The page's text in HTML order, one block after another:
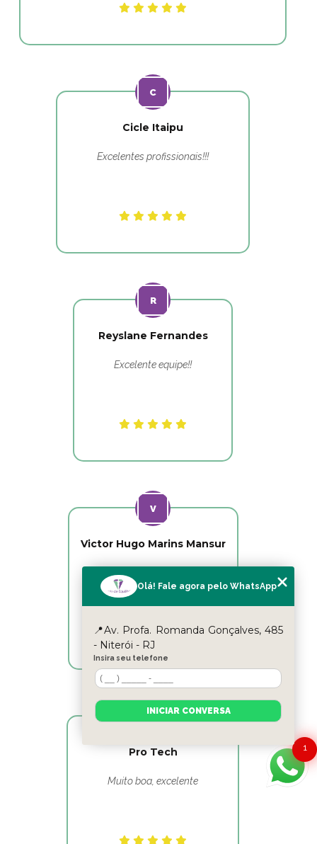
Cicle Itaipu
Excelentes profissionais!!!
Reyslane Fernandes
Excelente equipe!!
Victor Hugo Marins Mansur
Ótimo atendimento!
Pro Tech
Muito boa, excelente
1
Olá! Fale agora pelo WhatsApp
📍Av. Profa. Romanda Gonçalves, 485
- Niterói - RJ
Insira seu telefone
INICIAR CONVERSA